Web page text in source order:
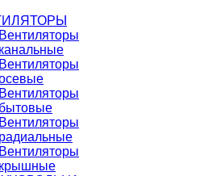
Вентиляторы
канальные
Вентиляторы
Вентиляторы
бытовые
Вентиляторы
радиальные
Вентиляторы
крышные